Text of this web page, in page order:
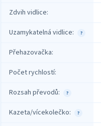
Zdvih vidlice:
?
Uzamykatelná vidlice:
Přehazovačka:
Počet rychlostí:
?
Rozsah převodů:
?
Kazeta/vícekolečko: